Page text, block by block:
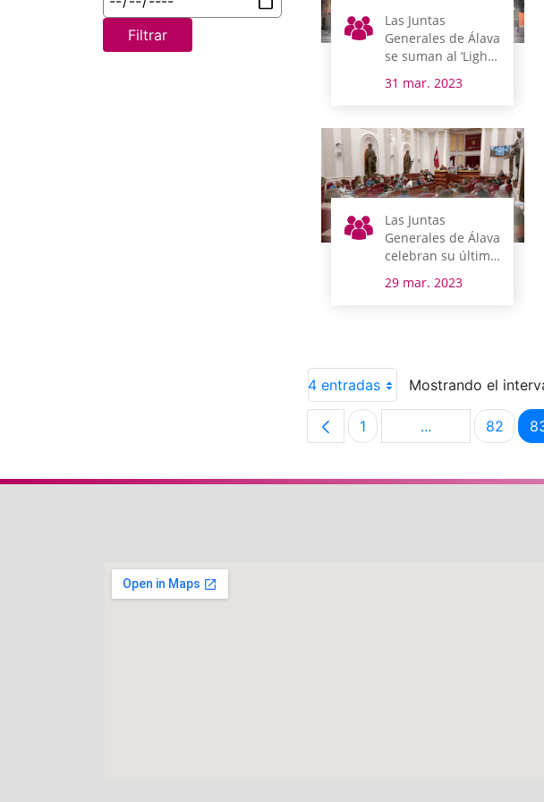
Filtrar
Las Juntas
Generales de Álava
se suman al ‘Light
Día Mundial del
31 mar. 2023
Las Juntas
Generales de Álava
celebran su último
legislatura
29 mar. 2023
4 entradas Mostrando el
Página
1 ...Páginas Página
82